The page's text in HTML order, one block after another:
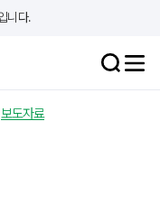
니다.
보도자료